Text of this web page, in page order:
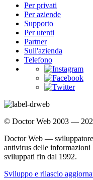
Per privati
Per aziende
Supporto
Per utenti
Partner
Sull'azienda
Telefono
© Doctor Web 2003 —
Doctor Web —
antivirus delle
sviluppati fin dal 1992.
Sviluppo e rilascio